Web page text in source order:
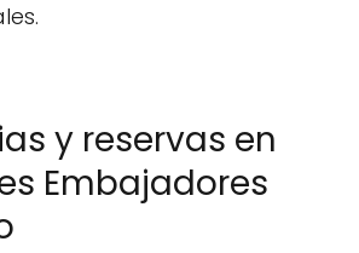
y reservas en
Embajadores